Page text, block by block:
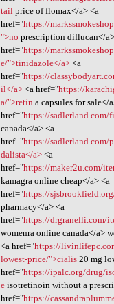
tailprice of flomax</a> <a
href="https://
">no prescription diflucan</
href="https://
e/">tinidazole</a><a
href="https://
il</a><a href="https://
a/">retin a capsules for sale</
href="https://sadlerland.com/
canada</a> <a
href="https://sadlerland.com/
dalista</a><a
href="https://maker2u.com/
kamagra online cheap</a> <a
href="https://
pharmacy</a> <a
href="https://drgranelli.com/
womenra online canada</a>
<a href="https://
lowest-price/">cialis20 mg
href="https://ipalc.org/drug/
eisotretinoin without a
href="https://